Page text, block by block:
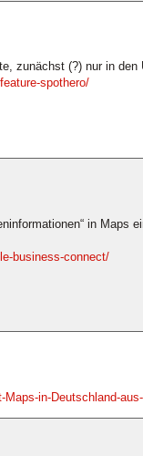
zunächst (?) nur in den
spothero/
in Maps
business-connect/
in-Deutschland-